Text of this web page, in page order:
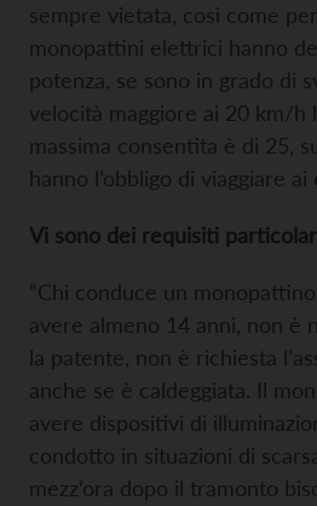
sempre vietata, così come
monopattini elettrici hanno
potenza, se sono in grado di
velocità maggiore ai 20 km/h
massima consentita è di 25,
hanno l’obbligo di viaggiare ai
Vi sono dei requisiti
“Chi conduce un
avere almeno 14 anni, non è
la patente, non è richiesta
anche se è caldeggiata. Il
avere dispositivi di
condotto in situazioni di
mezz’ora dopo il tramonto